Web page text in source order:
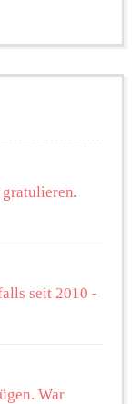
seit 2010 -
War